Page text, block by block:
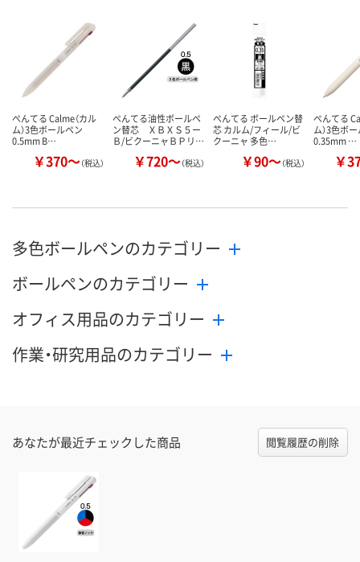
数量 数量
カゴへ カ
ぺんてる Calme（カル
ム）3色ボールペン
0.5mm B…
￥370～（税込）
ぺんてる油性ボールペ
ン替芯 ＸＢＸＳ５ー
Ｂ/ビクーニャＢＰリ…
￥720～（税込）
ぺんてる ボールペン替
芯 カルム/フィール/ビ
クーニャ 多色…
￥90～（税込）
ぺんてる
ム）3色ボ
0.35mm …
￥
多色ボールペンのカテゴリー
ボールペンのカテゴリー
オフィス用品のカテゴリー
作業・研究用品のカテゴリー
あなたが最近チェックした商品 閲覧履歴の削除